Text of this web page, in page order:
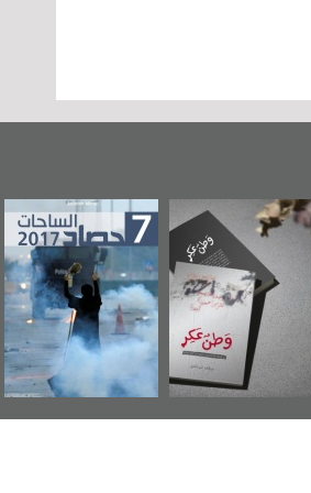
حصاد 2017
عاشوراء البحرين...
ويكيليكس السفارة
الأمريكية